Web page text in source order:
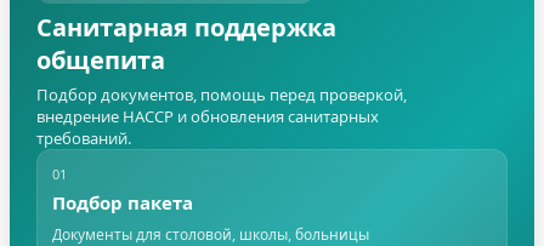
Санитарная поддержка
общепита
Подбор документов, помощь перед проверкой,
внедрение HACCP и обновления санитарных
требований.
01
Подбор пакета
Документы для столовой, школы, больницы